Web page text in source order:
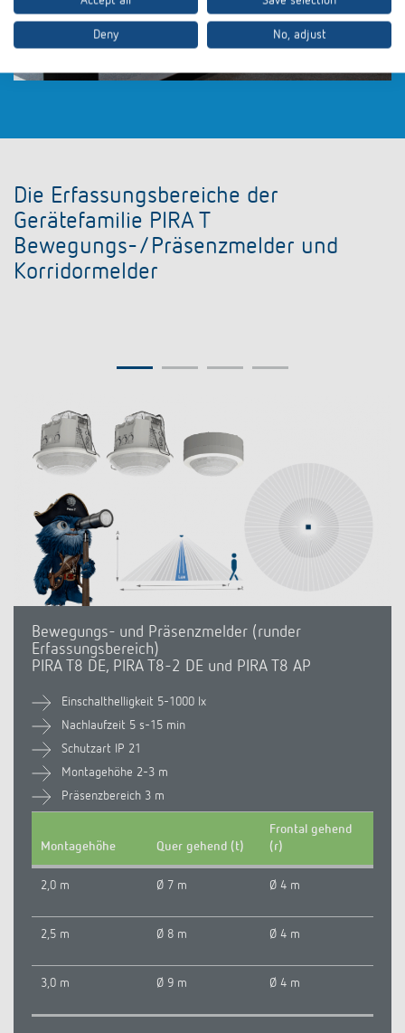
Die Erfassungsbereiche der
Gerätefamilie PIRA T
Bewegungs-/Präsenzmelder und
Bewegungs- und Präsenzmelder (runder
Erfassungsbereich)
Einschalthelligkeit 5-1000 lx
Nachlaufzeit 5 s-15 min
Schutzart IP 21
Montagehöhe 2-3 m
Präsenzbereich 3 m
Montagehöhe Quer gehend (t)
Frontal gehend
(r)
Deny No, adjust